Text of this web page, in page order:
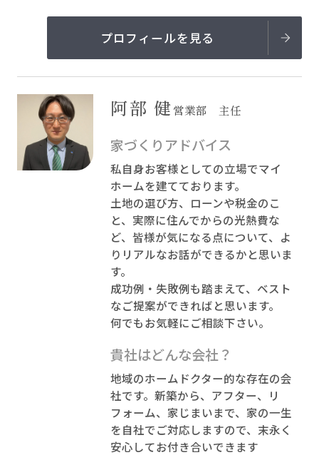
プロフィールを見る
阿部 健営業部 主任
家づくりアドバイス
私自身お客様としての立場でマイ
ホームを建てております。
土地の選び方、ローンや税金のこ
と、実際に住んでからの光熱費な
ど、皆様が気になる点について、よ
りリアルなお話ができるかと思いま
す。
成功例・失敗例も踏まえて、ベスト
なご提案ができればと思います。
何でもお気軽にご相談下さい。
貴社はどんな会社？
地域のホームドクター的な存在の会
社です。新築から、アフター、リ
フォーム、家じまいまで、家の一生
を自社でご対応しますので、末永く
安心してお付き合いできます